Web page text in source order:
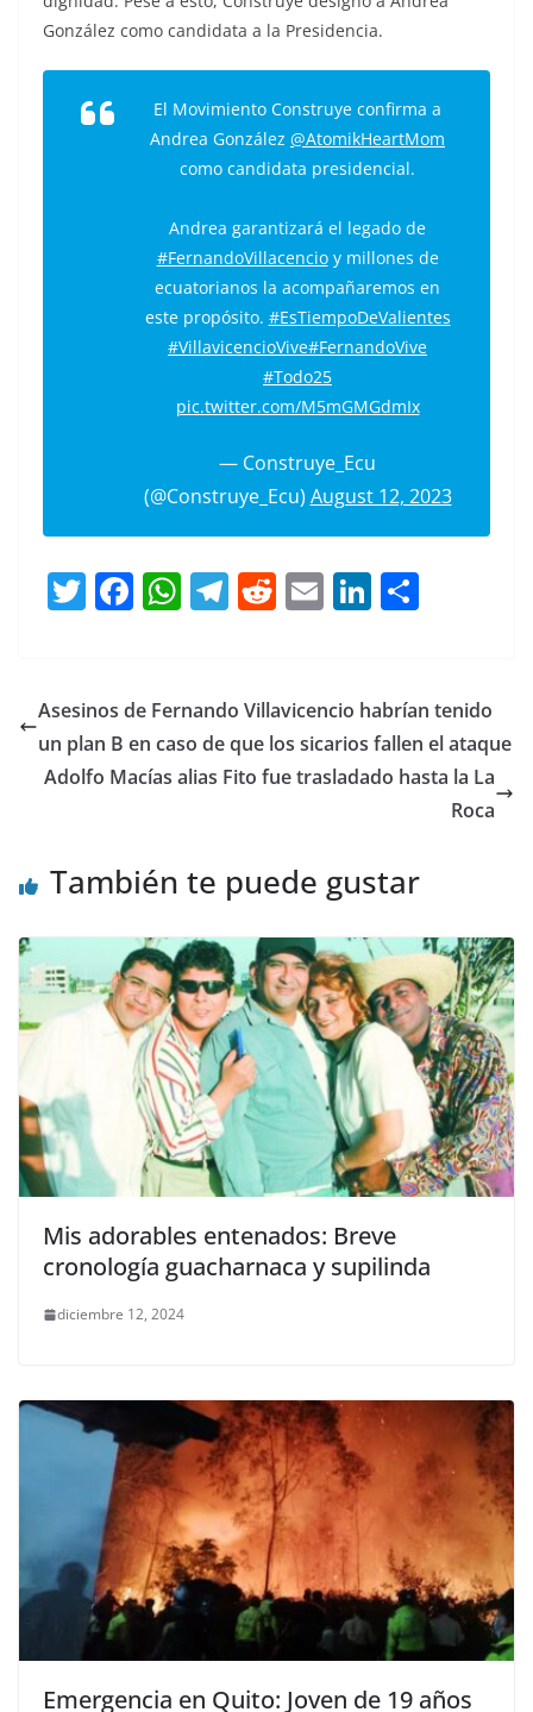
González como candidata a la Presidencia.
El Movimiento Construye confirma a
Andrea González @AtomikHeartMom
como candidata presidencial.
Andrea garantizará el legado de
#FernandoVillacencioy millones de
ecuatorianos la acompañaremos en
este propósito. #EsTiempoDeValientes
#VillavicencioVive#FernandoVive
#Todo25
pic.twitter.com/M5mGMGdmIx
— Construye_Ecu
(@Construye_Ecu) August 12, 2023
T
er
F
e
b
o
k
W
s
A
p
T
gr
a
m
R
di
t
E
l
Li
e
dI
n
p
ar
tir
Asesinos de Fernando Villavicencio habrían tenido
un plan B en caso de que los sicarios fallen el ataque
Adolfo Macías alias Fito fue trasladado hasta la La
Roca
También te puede gustar
Mis adorables entenados: Breve
cronología guacharnaca y supilinda
diciembre 12, 2024
Emergencia en Quito: Joven de 19 años